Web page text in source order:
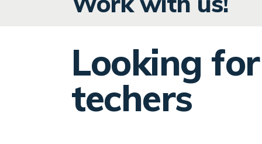
Looking
techers